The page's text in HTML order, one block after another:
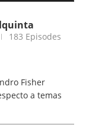
183 Episodes
Fisher
a temas